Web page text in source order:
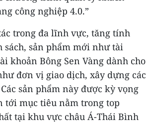
công nghiệp 4.0.”
trong đa lĩnh vực, tăng tính
sản phẩm mới như tài
khoản Bông Sen Vàng dành cho
đơn vị giao dịch, xây dựng các
sản phẩm này được kỳ vọng
tới mục tiêu nằm trong top
tại khu vực châu Á-Thái Bình